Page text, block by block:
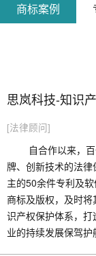
商标案例
思岚科技-知识
[法律顾问]
自合作以来，
牌、创新技术的法
主的50余件专利及
商标及版权，及时
识产权保护体系，
业的持续发展保驾护